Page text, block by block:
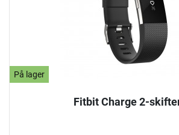
På lager
Fitbit Charge 2-